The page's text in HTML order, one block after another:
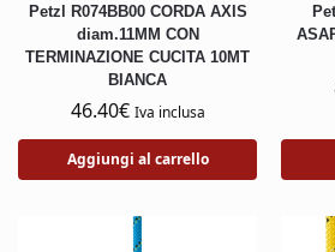
Petzl R074BB00 CORDA AXIS
diam.11MM CON
TERMINAZIONE CUCITA 10MT
BIANCA
46.40€ Iva inclusa
Aggiungi al carrello